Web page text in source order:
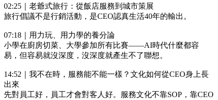
02:25｜老爺式旅行：從飯店服務到城市策展
旅行倡議不是行銷活動，是CEO認真生活40年的輸出。
07:18｜用力玩、用力學的養分論
小學在廚房切菜、大學參加所有比賽——AI時代什麼都容
易，但容易就沒深度，沒深度就產生不了聯想。
14:52｜我不在時，服務能不能一樣？文化如何從CEO身上長
出來
先對員工好，員工才會對客人好。服務文化不靠SOP，靠CEO